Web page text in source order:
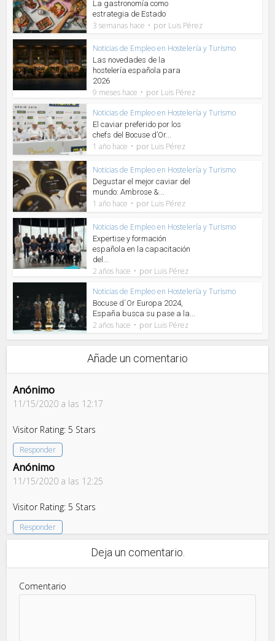
La gastronomía como
estrategia de Estado
3 semanas hace por Luis Pérez
Noticias de Empleo en Hostelería y Turismo
Las novedades de la
hostelería española para
2026
9 meses hace por Luis Pérez
Noticias de Empleo en Hostelería y Turismo
El caviar preferido por los
chefs del Bocuse d’Or...
1 año hace por Luis Pérez
Noticias de Empleo en Hostelería y Turismo
Degustar el mejor caviar del
mundo: Ambrose &...
1 año hace por Luis Pérez
Noticias de Empleo en Hostelería y Turismo
Expertise y formación
española en la capacitación
del...
2 años hace por Luis Pérez
Noticias de Empleo en Hostelería y Turismo
Bocuse d´Or Europa 2024,
España busca su pase a la...
2 años hace por Luis Pérez
Añade un comentario
Anónimo
11/15/2020 a las 12:17
Visitor Rating: 5 Stars
Responder
Anónimo
11/15/2020 a las 12:25
Visitor Rating: 5 Stars
Responder
Deja un comentario.
Comentario